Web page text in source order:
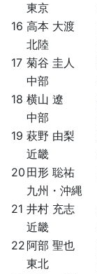
東京
16 高本 大渡
北陸
17 菊谷 圭人
中部
18 横山 遼
中部
19 萩野 由梨
近畿
20 田形 聡祐
九州・沖縄
21 井村 充志
近畿
22 阿部 聖也
東北